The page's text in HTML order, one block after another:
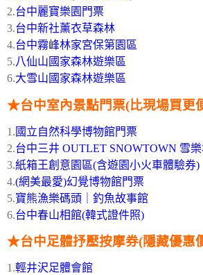
2.台中麗寶樂園門票
3.台中新社薰衣草森林
4.台中霧峰林家宮保第園區
5.八仙山國家森林遊樂區
6.大雪山國家森林遊樂區
★台中室內景點門票(比現場買更
1. 國立自然科學博物館門票
2.台中三井 OUTLET SNOWTOWN 雪
3.紙箱王創意園區(含遊園小火車體驗券)
4.(網美最愛)幻覺博物館門票
5.寶熊漁樂碼頭｜釣魚故事館
6.台中春山相館(韓式證件照)
★台中足體抒壓按摩券(隱藏優惠
1.輕井沢足體會館